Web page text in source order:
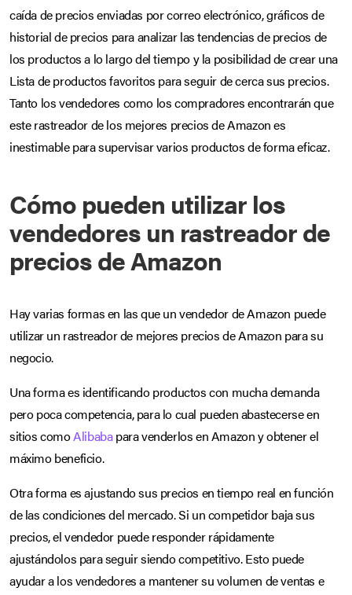
caída de precios enviadas por correo electrónico, gráficos de
historial de precios para analizar las tendencias de precios de
los productos a lo largo del tiempo y la posibilidad de crear una
Lista de productos favoritos para seguir de cerca sus precios.
Tanto los vendedores como los compradores encontrarán que
este rastreador de los mejores precios de Amazon es
inestimable para supervisar varios productos de forma eficaz.
Cómo pueden utilizar los
vendedores un rastreador de
precios de Amazon
Hay varias formas en las que un vendedor de Amazon puede
utilizar un rastreador de mejores precios de Amazon para su
negocio.
Una forma es identificando productos con mucha demanda
pero poca competencia, para lo cual pueden abastecerse en
sitios comoAlibabapara venderlos en Amazon y obtener el
máximo beneficio.
Otra forma es ajustando sus precios en tiempo real en función
de las condiciones del mercado. Si un competidor baja sus
precios, el vendedor puede responder rápidamente
ajustándolos para seguir siendo competitivo. Esto puede
ayudar a los vendedores a mantener su volumen de ventas e